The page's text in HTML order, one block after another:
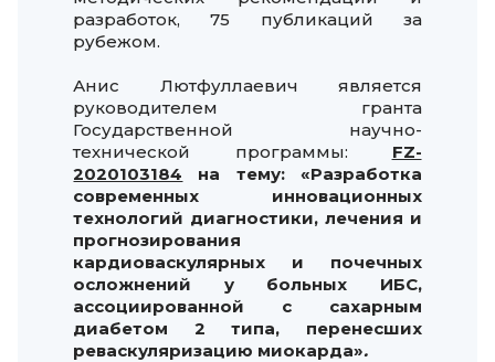
разработок, 75 публикаций за
рубежом.
Анис Лютфуллаевич является
руководителем гранта
Государственной научно-
технической программы: FZ-
2020103184 на тему: «Разработка
современных инновационных
технологий диагностики, лечения и
прогнозирования
кардиоваскулярных и почечных
осложнений у больных ИБС,
ассоциированной с сахарным
диабетом 2 типа, перенесших
реваскуляризацию миокарда».